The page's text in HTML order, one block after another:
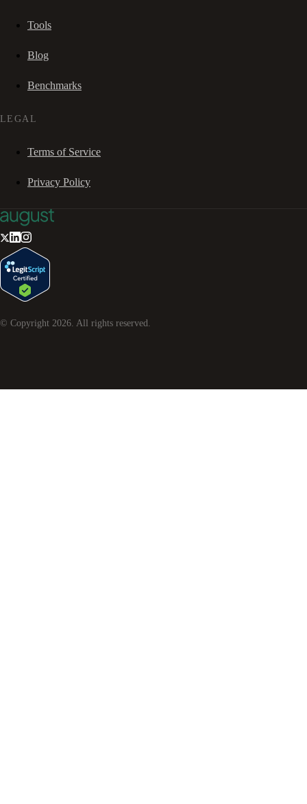
Tools
Blog
Benchmarks
LEGAL
Terms of Service
Privacy Policy
© Copyright 2026 . All rights reserved.